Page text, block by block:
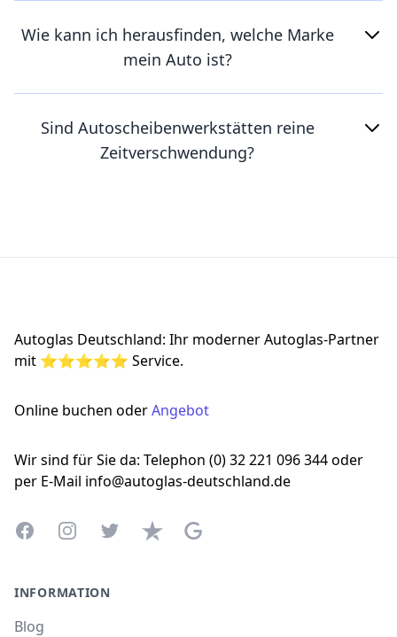
Wie kann ich herausfinden, welche Marke
mein Auto ist?
Sind Autoscheibenwerkstätten reine
Zeitverschwendung?
Autoglas Deutschland: Ihr moderner Autoglas-Partner
mit ⭐⭐⭐⭐⭐ Service.
Online buchen oderAngebot
Wir sind für Sie da: Telephon (0) 32 221 096 344 oder
per E-Mail info@autoglas-deutschland.de
FacebookInstagramTwitterTrustpilotGoogle Business Profile
INFORMATION
Blog